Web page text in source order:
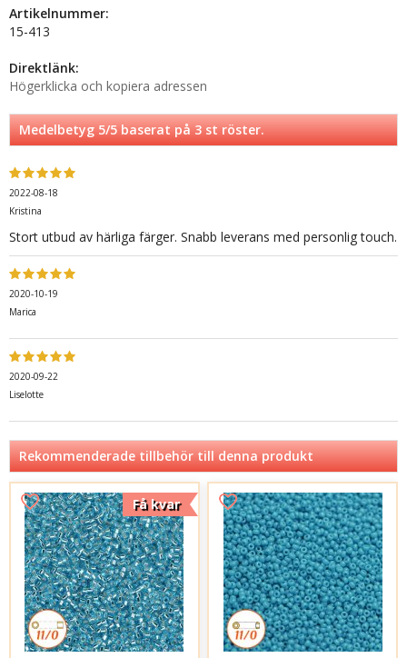
Artikelnummer:
15-413
Direktlänk:
Högerklicka och kopiera adressen
Medelbetyg5/5 baserat på3st röster.
2022-08-18
Kristina
Stort utbud av härliga färger. Snabb leverans med personlig touch.
2020-10-19
Marica
2020-09-22
Liselotte
Rekommenderade tillbehör till denna produkt
Få kvar